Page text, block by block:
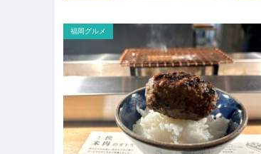
福岡グルメ